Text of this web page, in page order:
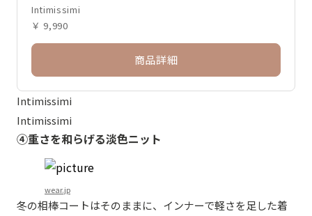
Intimissimi
￥ 9,990
商品詳細
Intimissimi
Intimissimi
④重さを和らげる淡色ニット
wear.jp
冬の相棒コートはそのままに、インナーで軽さを足した着